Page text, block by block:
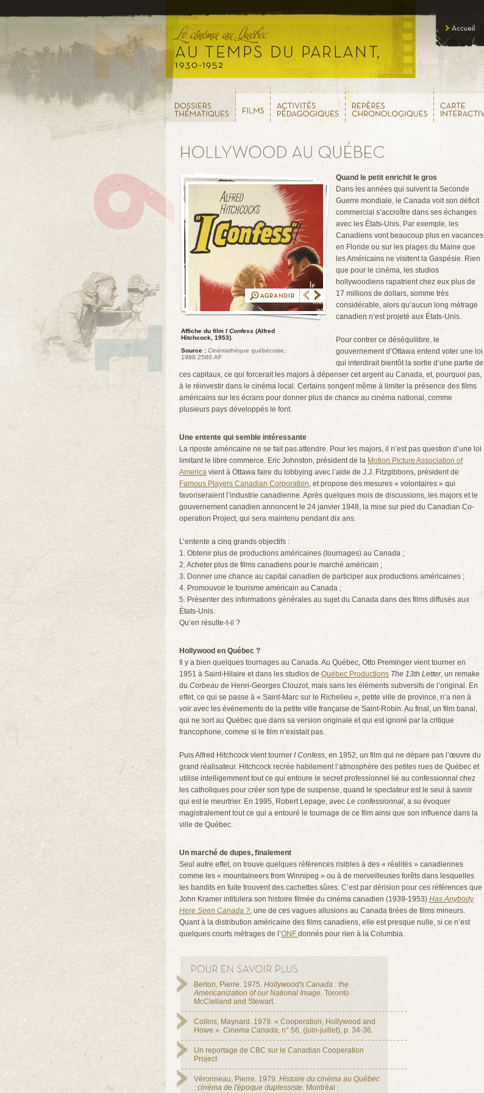
Affiche du film I Confess (Alfred
Hitchcock, 1953).
Source : Cinémathèque québécoise,
1988.2580.AF
Quand le petit enrichit le gros
Dans les années qui suivent la Seconde
Guerre mondiale, le Canada voit son déficit
commercial s’accroître dans ses échanges
avec les États-Unis. Par exemple, les
Canadiens vont beaucoup plus en vacances
en Floride ou sur les plages du Maine que
les Américains ne visitent la Gaspésie. Rien
que pour le cinéma, les studios
hollywoodiens rapatrient chez eux plus de
17 millions de dollars, somme très
considérable, alors qu’aucun long métrage
canadien n’est projeté aux États-Unis.
Pour contrer ce déséquilibre, le
gouvernement d’Ottawa entend voter une loi
qui interdirait bientôt la sortie d’une partie de
ces capitaux, ce qui forcerait les majors à dépenser cet argent au Canada, et, pourquoi pas,
à le réinvestir dans le cinéma local. Certains songent même à limiter la présence des films
américains sur les écrans pour donner plus de chance au cinéma national, comme
plusieurs pays développés le font.
Une entente qui semble intéressante
La riposte américaine ne se fait pas attendre. Pour les majors, il n’est pas question d’une loi
limitant le libre commerce. Eric Johnston, président de la Motion Picture Association of
America vient à Ottawa faire du lobbying avec l’aide de J.J. Fitzgibbons, président de
Famous Players Canadian Corporation, et propose des mesures « volontaires » qui
favoriseraient l’industrie canadienne. Après quelques mois de discussions, les majors et le
gouvernement canadien annoncent le 24 janvier 1948, la mise sur pied du Canadian Co-
operation Project, qui sera maintenu pendant dix ans.
L’entente a cinq grands objectifs :
1. Obtenir plus de productions américaines (tournages) au Canada ;
2. Acheter plus de films canadiens pour le marché américain ;
3. Donner une chance au capital canadien de participer aux productions américaines ;
4. Promouvoir le tourisme américain au Canada ;
5. Présenter des informations générales au sujet du Canada dans des films diffusés aux
États-Unis.
Qu’en résulte-t-il ?
Hollywood en Québec ?
Il y a bien quelques tournages au Canada. Au Québec, Otto Preminger vient tourner en
1951 à Saint-Hilaire et dans les studios de Québec Productions The 13th Letter, un remake
du Corbeau de Henri-Georges Clouzot, mais sans les éléments subversifs de l’original. En
effet, ce qui se passe à « Saint-Marc sur le Richelieu », petite ville de province, n’a rien à
voir avec les événements de la petite ville française de Saint-Robin. Au final, un film banal,
qui ne sort au Québec que dans sa version originale et qui est ignoré par la critique
francophone, comme si le film n’existait pas.
Puis Alfred Hitchcock vient tourner I Confess, en 1952, un film qui ne dépare pas l’œuvre du
grand réalisateur. Hitchcock recrée habilement l’atmosphère des petites rues de Québec et
utilise intelligemment tout ce qui entoure le secret professionnel lié au confessionnal chez
les catholiques pour créer son type de suspense, quand le spectateur est le seul à savoir
qui est le meurtrier. En 1995, Robert Lepage, avec Le confessionnal, a su évoquer
magistralement tout ce qui a entouré le tournage de ce film ainsi que son influence dans la
ville de Québec.
Un marché de dupes, finalement
Seul autre effet, on trouve quelques références risibles à des « réalités » canadiennes
comme les « mountaineers from Winnipeg » ou à de merveilleuses forêts dans lesquelles
les bandits en fuite trouvent des cachettes sûres. C’est par dérision pour ces références que
John Kramer intitulera son histoire filmée du cinéma canadien (1939-1953) Has Anybody
Here Seen Canada ?, une de ces vagues allusions au Canada tirées de films mineurs.
Quant à la distribution américaine des films canadiens, elle est presque nulle, si ce n’est
quelques courts métrages de l’ONF donnés pour rien à la Columbia.
Berton, Pierre. 1975. Hollywood's Canada : the
Americanization of our National Image. Toronto :
McClelland and Stewart.
Collins, Maynard. 1979. « Cooperation, Hollywood and
Howe ». Cinema Canada, n° 56, (juin-juillet), p. 34-36.
Un reportage de CBC sur le Canadian Cooperation
Project
Véronneau, Pierre. 1979. Histoire du cinéma au Québec
: cinéma de l'époque duplessiste. Montréal :